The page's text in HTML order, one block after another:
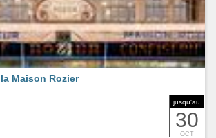
jusqu'au
30
OCT
Maison Rozier